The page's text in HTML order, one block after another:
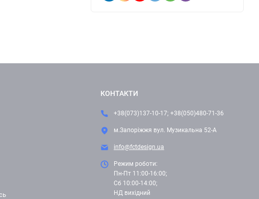
КОНТАКТИ
+38(073)137-10-17; +38(050)480-71-36
м.Запоріжжя вул. Музикальна 52-А
info@fctdesign.ua
Режим роботи:
Пн-Пт 11:00-16:00;
Сб 10:00-14:00;
НД вихідний